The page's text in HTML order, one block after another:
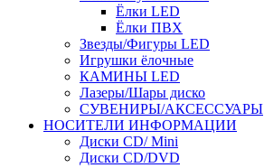
Ёлки LED
Ёлки ПВХ
Звезды/Фигуры LED
Игрушки ёлочные
КАМИНЫ LED
Лазеры/Шары диско
СУВЕНИРЫ/АКСЕССУАРЫ
НОСИТЕЛИ ИНФОРМАЦИИ
Диски CD/ Mini
Диски CD/DVD